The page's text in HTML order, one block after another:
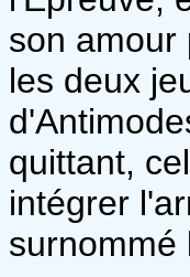
son amour
les deux
quittant,
intégrer
surnommé